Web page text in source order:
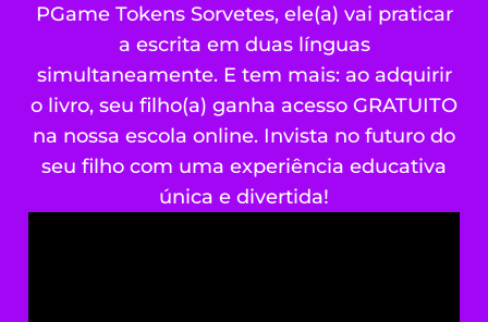
PGame Tokens Sorvetes, ele(a) vai praticar
a escrita em duas línguas
simultaneamente. E tem mais: ao adquirir
o livro, seu filho(a) ganha acesso GRATUITO
na nossa escola online. Invista no futuro do
seu filho com uma experiência educativa
única e divertida!